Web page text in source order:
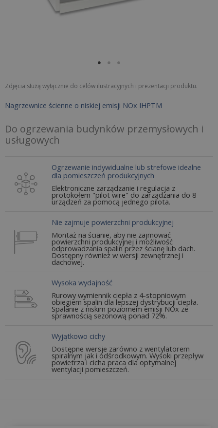
Zdjęcia służą wyłącznie do celów ilustracyjnych i prezentacji produktu.
Nagrzewnice ścienne o niskiej emisji NOx IHPTM
Do ogrzewania budynków przemysłowych i
usługowych
Ogrzewanie indywidualne lub strefowe idealne
dla pomieszczeń produkcyjnych
Elektroniczne zarządzanie i regulacja z
protokołem "pilot wire" do zarządzania do 8
urządzeń za pomocą jednego pilota.
Nie zajmuje powierzchni produkcyjnej
Montaż na ścianie, aby nie zajmować
powierzchni produkcyjnej i możliwość
odprowadzania spalin przez ścianę lub dach.
Dostępny również w wersji zewnętrznej i
dachowej.
Wysoka wydajność
Rurowy wymiennik ciepła z 4-stopniowym
obiegiem spalin dla lepszej dystrybucji ciepła.
Spalanie z niskim poziomem emisji NOx ze
sprawnością sezonową ponad 72%.
Wyjątkowo cichy
Dostępne wersje zarówno z wentylatorem
spiralnym jak i odśrodkowym. Wysoki przepływ
powietrza i cicha praca dla optymalnej
wentylacji pomieszczeń.